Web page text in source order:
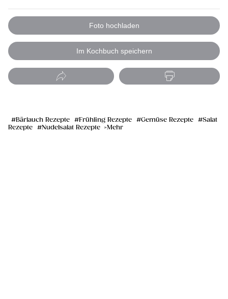
Foto hochladen
Im Kochbuch speichern
Bärlauch Rezepte Frühling Rezepte Gemüse Rezepte
Salat
Rezepte
Nudelsalat Rezepte Mehr